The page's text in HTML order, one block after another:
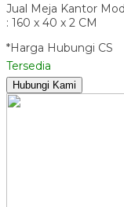
Jual Meja Kantor
: 160 x 40 x 2 CM
*Harga Hubungi CS
Tersedia
Hubungi Kami